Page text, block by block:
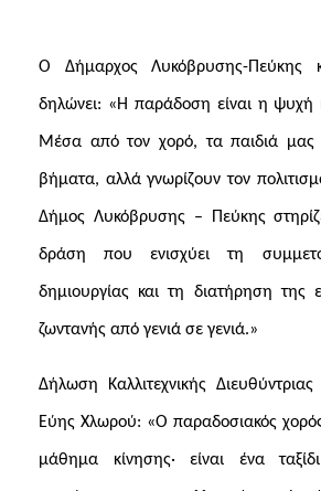
Ο Δήμαρχος Λυκόβρυσης-Πεύκης
δηλώνει: «Η παράδοση είναι η ψυχή
Μέσα από τον χορό, τα παιδιά μας
βήματα, αλλά γνωρίζουν τον
Δήμος Λυκόβρυσης – Πεύκης
δράση που ενισχύει τη
δημιουργίας και τη διατήρηση της
ζωντανής από γενιά σε γενιά.»
Δήλωση Καλλιτεχνικής
Εύης Χλωρού: «Ο παραδοσιακός
μάθημα κίνησης· είναι ένα